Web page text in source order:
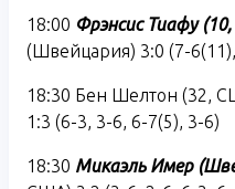
18:00 Фрэнсис Тиафу
(Швейцария) 3:0 (7-
18:30 Бен Шелтон (32,
1:3 (6-3, 3-6, 6-7(5), 3-6)
18:30 Микаэль Имер